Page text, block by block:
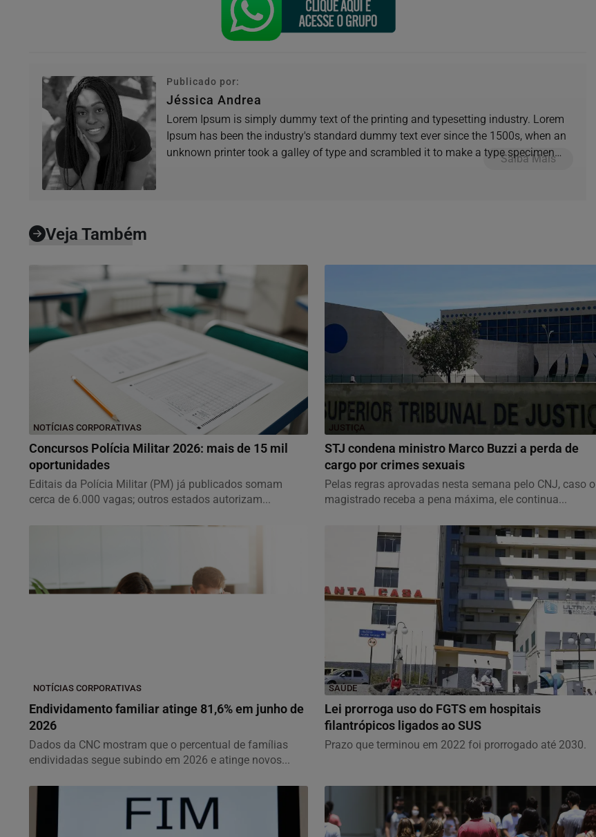
Publicado por:
Jéssica Andrea
Lorem Ipsum is simply dummy text of the printing and typesetting industry. Lorem
Ipsum has been the industry's standard dummy text ever since the 1500s, when an
unknown printer took a galley of type and scrambled it to make a type specimen
Saiba Mais
Veja Também
NOTÍCIAS CORPORATIVAS
Concursos Polícia Militar 2026: mais de 15 mil
oportunidades
Editais da Polícia Militar (PM) já publicados somam
cerca de 6.000 vagas; outros estados autorizam...
JUSTIÇA
STJ condena ministro Marco Buzzi a perda de
cargo por crimes sexuais
Pelas regras aprovadas nesta semana pelo CNJ, caso o
magistrado receba a pena máxima, ele continua...
NOTÍCIAS CORPORATIVAS
Endividamento familiar atinge 81,6% em junho de
2026
Dados da CNC mostram que o percentual de famílias
endividadas segue subindo em 2026 e atinge novos...
SAÚDE
Lei prorroga uso do FGTS em hospitais
filantrópicos ligados ao SUS
Prazo que terminou em 2022 foi prorrogado até 2030.